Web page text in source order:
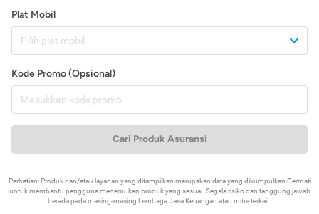
Plat Mobil
Pilih plat mobil
Kode Promo (Opsional)
Cari Produk Asuransi
Perhatian: Produk dan/atau layanan yang ditampilkan merupakan data yang dikumpulkan Cermati
untuk membantu pengguna menemukan produk yang sesuai. Segala risiko dan tanggung jawab
berada pada masing-masing Lembaga Jasa Keuangan atau mitra terkait.